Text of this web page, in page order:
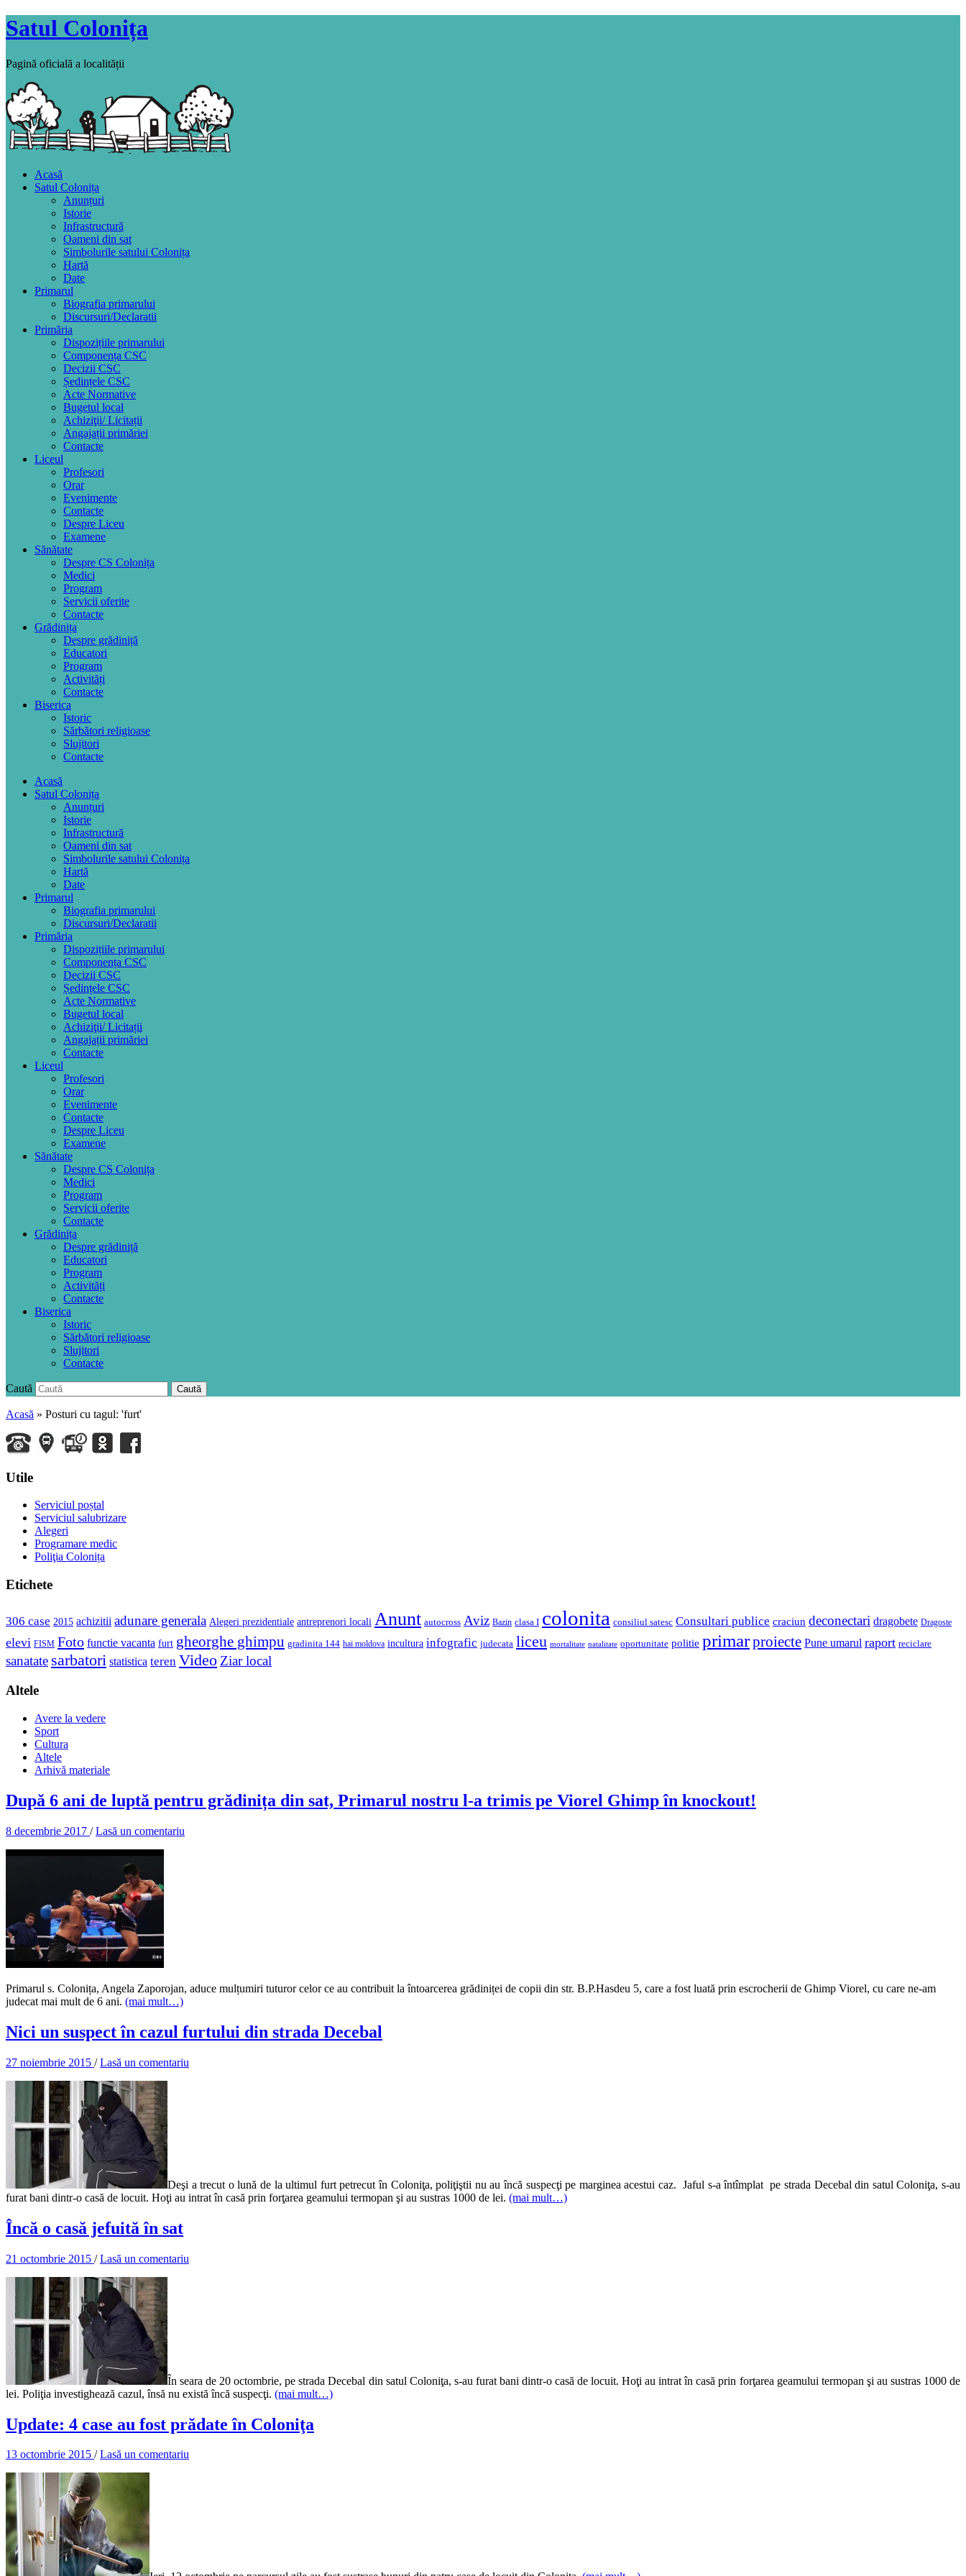
Satul Colonița
Pagină oficială a localității
Acasă
Satul Colonița
Anunțuri
Istorie
Infrastructură
Oameni din sat
Simbolurile satului Colonița
Hartă
Date
Primarul
Biografia primarului
Discursuri/Declaratii
Primăria
Dispozițiile primarului
Componența CSC
Decizii CSC
Ședințele CSC
Acte Normative
Bugetul local
Achiziţii/ Licitații
Angajații primăriei
Contacte
Liceul
Profesori
Orar
Evenimente
Contacte
Despre Liceu
Examene
Sănătate
Despre CS Colonița
Medici
Program
Servicii oferite
Contacte
Grădinița
Despre grădiniță
Educatori
Program
Activități
Contacte
Biserica
Istoric
Sărbători religioase
Slujitori
Contacte
Acasă
Satul Colonița
Anunțuri
Istorie
Infrastructură
Oameni din sat
Simbolurile satului Colonița
Hartă
Date
Primarul
Biografia primarului
Discursuri/Declaratii
Primăria
Dispozițiile primarului
Componența CSC
Decizii CSC
Ședințele CSC
Acte Normative
Bugetul local
Achiziţii/ Licitații
Angajații primăriei
Contacte
Liceul
Profesori
Orar
Evenimente
Contacte
Despre Liceu
Examene
Sănătate
Despre CS Colonița
Medici
Program
Servicii oferite
Contacte
Grădinița
Despre grădiniță
Educatori
Program
Activități
Contacte
Biserica
Istoric
Sărbători religioase
Slujitori
Contacte
Caută Caută
Acasă » Posturi cu tagul: 'furt'
Utile
Serviciul poștal
Serviciul salubrizare
Alegeri
Programare medic
Poliţia Colonița
Etichete
306 case 2015 achizitii adunare generala Alegeri prezidentiale antreprenori locali Anunt autocross Aviz Bazin clasa I colonita consiliul satesc Consultari publice craciun deconectari dragobete Dragoste
elevi FISM Foto functie vacanta furt gheorghe ghimpu gradinita 144 hai moldova incultura infografic judecata liceu mortalitate natalitate oportunitate politie primarproiecte Pune umarul raport reciclare
sanatate sarbatori statistica teren Video Ziar local
Altele
Avere la vedere
Sport
Cultura
Altele
Arhivă materiale
După 6 ani de luptă pentru grădinița din sat, Primarul nostru l-a trimis pe Viorel Ghimp în knockout!
8 decembrie 2017 /Lasă un comentariu
Primarul s. Colonița, Angela Zaporojan, aduce mulțumiri tuturor celor ce au contribuit la întoarcerea grădiniței de copii din str. B.P.Hasdeu 5, care a fost luată prin escrocherii de Ghimp Viorel, cu care ne-am
judecat mai mult de 6 ani. (mai mult…)
Nici un suspect în cazul furtului din strada Decebal
27 noiembrie 2015 /Lasă un comentariu
Deşi a trecut o lună de la ultimul furt petrecut în Coloniţa, poliţiştii nu au încă suspecţi pe marginea acestui caz. Jaful s-a întîmplat pe strada Decebal din satul Coloniţa, s-au
furat bani dintr-o casă de locuit. Hoţi au intrat în casă prin forţarea geamului termopan şi au sustras 1000 de lei. (mai mult…)
Încă o casă jefuită în sat
21 octombrie 2015 /Lasă un comentariu
În seara de 20 octombrie, pe strada Decebal din satul Coloniţa, s-au furat bani dintr-o casă de locuit. Hoţi au intrat în casă prin forţarea geamului termopan şi au sustras 1000 de
lei. Poliţia investighează cazul, însă nu există încă suspecţi. (mai mult…)
Update: 4 case au fost prădate în Coloniţa
13 octombrie 2015 /Lasă un comentariu